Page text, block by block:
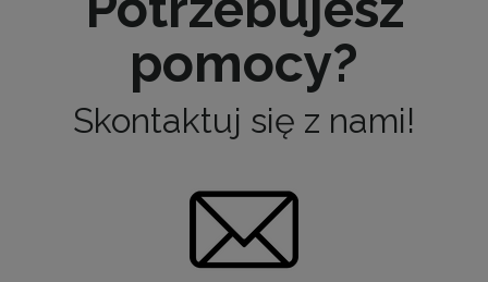
pomocy?
Skontaktuj się z nami!